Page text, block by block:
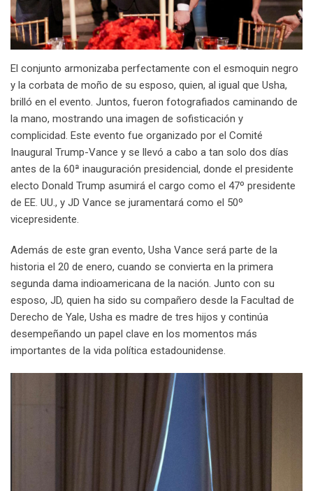
El conjunto armonizaba perfectamente con el esmoquin negro
y la corbata de moño de su esposo, quien, al igual que Usha,
brilló en el evento. Juntos, fueron fotografiados caminando de
la mano, mostrando una imagen de sofisticación y
complicidad. Este evento fue organizado por el Comité
Inaugural Trump-Vance y se llevó a cabo a tan solo dos días
antes de la 60ª inauguración presidencial, donde el presidente
electo Donald Trump asumirá el cargo como el 47º presidente
de EE. UU., y JD Vance se juramentará como el 50º
vicepresidente.
Además de este gran evento, Usha Vance será parte de la
historia el 20 de enero, cuando se convierta en la primera
segunda dama indioamericana de la nación. Junto con su
esposo, JD, quien ha sido su compañero desde la Facultad de
Derecho de Yale, Usha es madre de tres hijos y continúa
desempeñando un papel clave en los momentos más
importantes de la vida política estadounidense.